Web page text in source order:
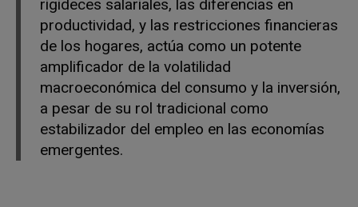
rigideces salariales, las diferencias en
productividad, y las restricciones financieras
de los hogares, actúa como un potente
amplificador de la volatilidad
macroeconómica del consumo y la inversión,
a pesar de su rol tradicional como
estabilizador del empleo en las economías
emergentes.